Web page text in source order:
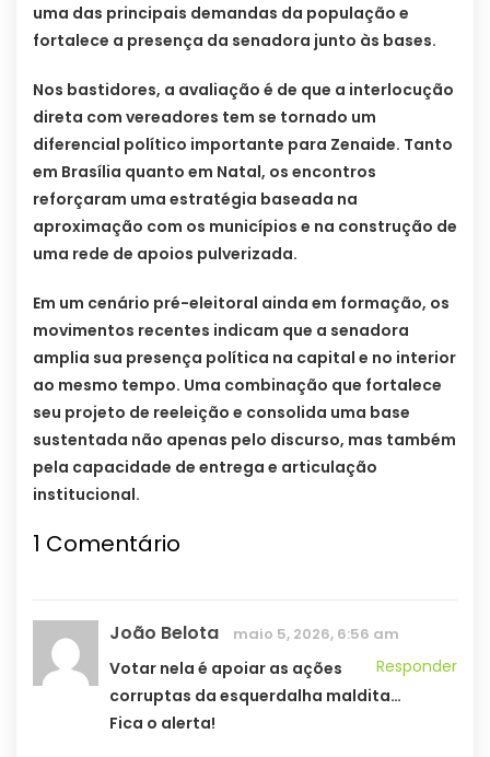
uma das principais demandas da população e
fortalece a presença da senadora junto às bases.
Nos bastidores, a avaliação é de que a interlocução
direta com vereadores tem se tornado um
diferencial político importante para Zenaide. Tanto
em Brasília quanto em Natal, os encontros
reforçaram uma estratégia baseada na
aproximação com os municípios e na construção de
uma rede de apoios pulverizada.
Em um cenário pré-eleitoral ainda em formação, os
movimentos recentes indicam que a senadora
amplia sua presença política na capital e no interior
ao mesmo tempo. Uma combinação que fortalece
seu projeto de reeleição e consolida uma base
sustentada não apenas pelo discurso, mas também
pela capacidade de entrega e articulação
institucional.
1 Comentário
João Belota maio 5, 2026, 6:56 am
Responder
Votar nela é apoiar as ações
corruptas da esquerdalha maldita…
Fica o alerta!